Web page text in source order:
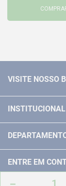
－
VISITE NOSSO
INSTITUCIONAL
POLITICA DE TROCA
FERRAMENTAS
ENTRE EM
TELEVENDAS